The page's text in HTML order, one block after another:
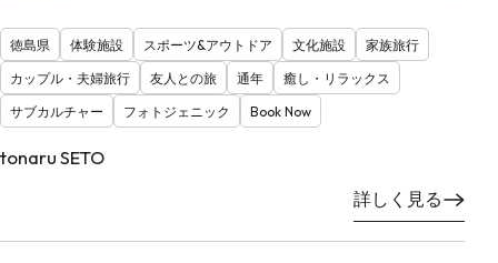
徳島県 体験施設 スポーツ&アウトドア 文化施設
家族旅行
カップル・夫婦旅行
友人との旅 通年
癒し・リラックス
サブカルチャー
フォトジェニック Book Now
tonaru SETO
詳しく見る